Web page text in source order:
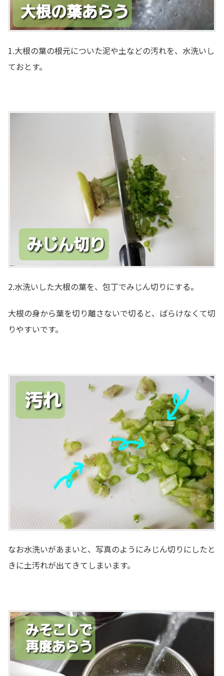
1.大根の葉の根元についた泥や土などの汚れを、水洗いし
ておとす。
2.水洗いした大根の葉を、包丁でみじん切りにする。
大根の身から葉を切り離さないで切ると、ばらけなくて切
りやすいです。
なお水洗いがあまいと、写真のようにみじん切りにしたと
きに土汚れが出てきてしまいます。